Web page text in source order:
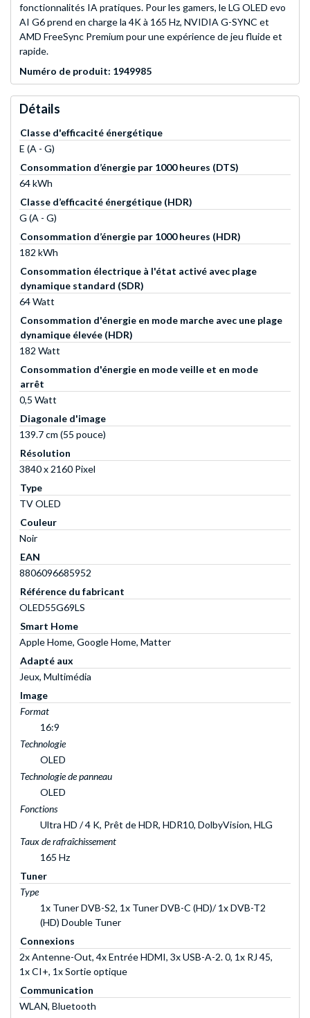
fonctionnalités IA pratiques. Pour les gamers, le LG OLED evo
AI G6 prend en charge la 4K à 165 Hz, NVIDIA G-SYNC et
AMD FreeSync Premium pour une expérience de jeu fluide et
rapide.
Numéro de produit: 1949985
Détails
Classe d'efficacité énergétique
E (A - G)
Consommation d’énergie par 1000 heures (DTS)
64 kWh
Classe d’efficacité énergétique (HDR)
G (A - G)
Consommation d’énergie par 1000 heures (HDR)
182 kWh
Consommation électrique à l'état activé avec plage
dynamique standard (SDR)
64 Watt
Consommation d'énergie en mode marche avec une plage
dynamique élevée (HDR)
182 Watt
Consommation d'énergie en mode veille et en mode
arrêt
0,5 Watt
Diagonale d'image
139.7 cm (55 pouce)
Résolution
3840 x 2160 Pixel
Type
TV OLED
Couleur
Noir
EAN
8806096685952
Référence du fabricant
OLED55G69LS
Smart Home
Apple Home, Google Home, Matter
Adapté aux
Jeux, Multimédia
Image
Format
16:9
Technologie
OLED
Technologie de panneau
OLED
Fonctions
Ultra HD / 4 K, Prêt de HDR, HDR10, DolbyVision, HLG
Taux de rafraîchissement
165 Hz
Tuner
Type
1x Tuner DVB-S2, 1x Tuner DVB-C (HD)/ 1x DVB-T2
(HD) Double Tuner
Connexions
2x Antenne-Out, 4x Entrée HDMI, 3x USB-A-2. 0, 1x RJ 45,
1x CI+, 1x Sortie optique
Communication
WLAN, Bluetooth